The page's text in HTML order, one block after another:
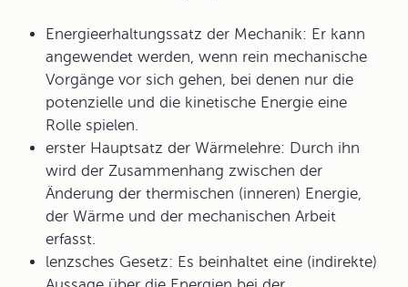
Energieerhaltungssatz der Mechanik: Er kann
angewendet werden, wenn rein mechanische
Vorgänge vor sich gehen, bei denen nur die
potenzielle und die kinetische Energie eine
Rolle spielen.
erster Hauptsatz der Wärmelehre: Durch ihn
wird der Zusammenhang zwischen der
Änderung der thermischen (inneren) Energie,
der Wärme und der mechanischen Arbeit
erfasst.
lenzsches Gesetz: Es beinhaltet eine (indirekte)